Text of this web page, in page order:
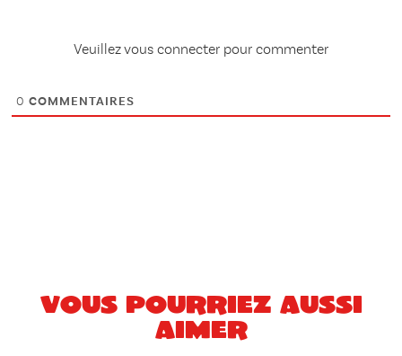
Veuillez vous connecter pour commenter
0 COMMENTAIRES
Vous pourriez aussi
aimer